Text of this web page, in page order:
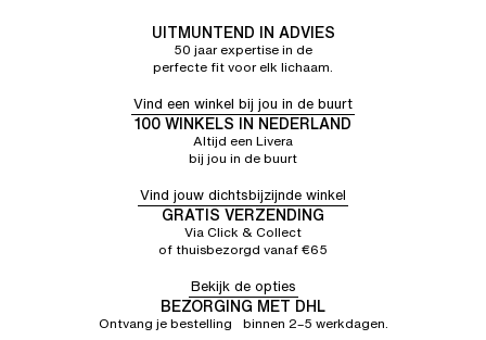
UITMUNTEND IN ADVIES
50 jaar expertise in de
perfecte fit voor elk lichaam.
Vind een winkel bij jou in de buurt
100 WINKELS IN NEDERLAND
Altijd een Livera
bij jou in de buurt
Vind jouw dichtsbijzijnde winkel
GRATIS VERZENDING
Via Click & Collect
of thuisbezorgd vanaf €65
Bekijk de opties
BEZORGING MET DHL
Ontvang je bestelling binnen 2–5 werkdagen.